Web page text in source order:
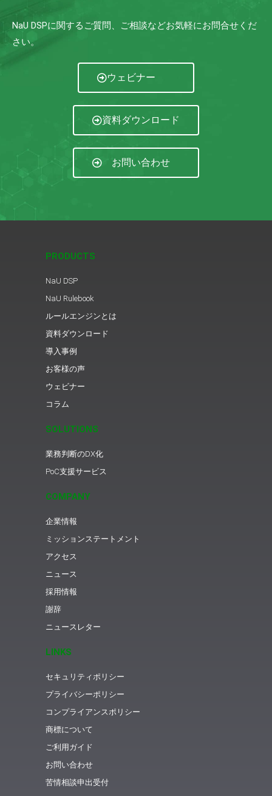
NaU DSPに関するご質問、ご相談などお気軽にお問合せくだ
さい。
ウェビナー
資料ダウンロード
お問い合わせ
PRODUCTS
NaU DSP
NaU Rulebook
ルールエンジンとは
資料ダウンロード
導入事例
お客様の声
ウェビナー
コラム
SOLUTIONS
業務判断のDX化
PoC支援サービス
COMPANY
企業情報
ミッションステートメント
アクセス
ニュース
採用情報
謝辞
ニュースレター
LINKS
セキュリティポリシー
プライバシーポリシー
コンプライアンスポリシー
商標について
ご利用ガイド
お問い合わせ
苦情相談申出受付